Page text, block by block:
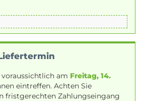
am Freitag, 14.
eintreffen. Achten Sie
fristgerechten Zahlungseingang